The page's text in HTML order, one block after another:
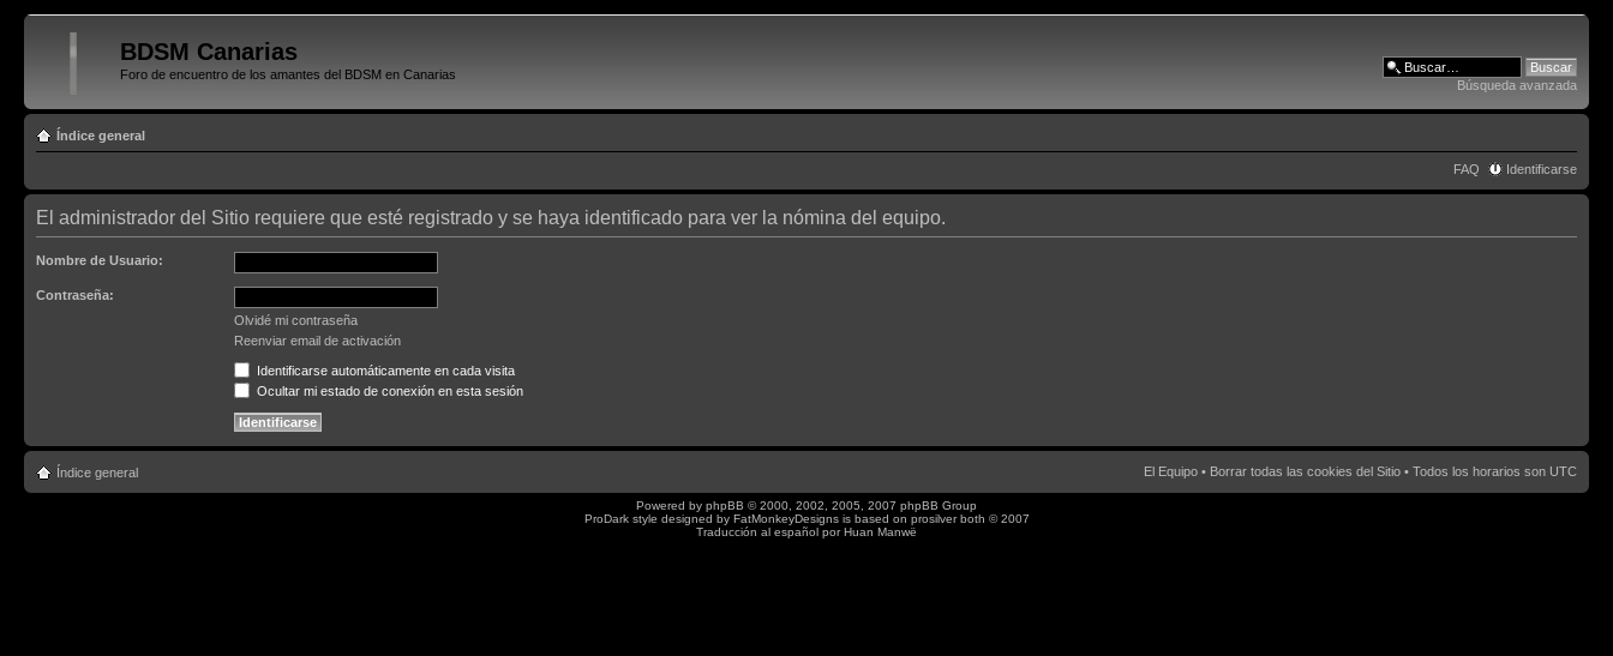
BDSM Canarias
Foro de encuentro de los amantes del BDSM en Canarias
Búsqueda avanzada
Índice general
FAQ Identificarse
El administrador del Sitio requiere que esté registrado y se haya identificado para ver la nómina del equipo.
Nombre de Usuario:
Contraseña:
Olvidé mi contraseña
Reenviar email de activación
Identificarse automáticamente en cada visita
Ocultar mi estado de conexión en esta sesión
Índice general El Equipo • Borrar todas las cookies del Sitio • Todos los horarios son UTC
Powered by phpBB © 2000, 2002, 2005, 2007 phpBB Group
ProDark style designed by FatMonkeyDesignsis based on prosilverboth © 2007
Traducción al español porHuan Manwë